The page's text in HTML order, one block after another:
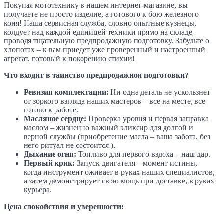
Покупая мототехнику в нашем интернет-магазине, вы
получаете не просто изделие, а готового к бою железного
коня! Наша сервисная служба, словно опытные кузнецы,
колдует над каждой единицей техники прямо на складе,
проводя тщательную предпродажную подготовку. Забудьте о
хлопотах – к вам приедет уже проверенный и настроенный
агрегат, готовый к покорению стихии!
Что входит в таинство предпродажной подготовки?
Ревизия комплектации: Ни одна деталь не ускользнет
от зоркого взгляда наших мастеров – все на месте, все
готово к работе.
Масляное сердце: Проверка уровня и первая заправка
маслом – жизненно важный эликсир для долгой и
верной службы (приобретение масла – ваша забота, без
него ритуал не состоится!).
Дыхание огня: Топливо для первого вздоха – наш дар.
Первый крик: Запуск двигателя – момент истины,
когда инструмент оживает в руках наших специалистов,
а затем демонстрирует свою мощь при доставке, в руках
курьера.
Цена спокойствия и уверенности: